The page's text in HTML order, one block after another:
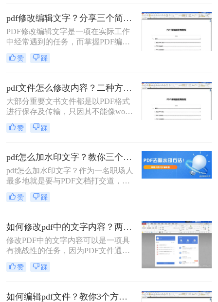
吧。
pdf修改编辑文字？分享三个简单的修改方法！
PDF修改编辑文字是一项在实际工作
中经常遇到的任务，而掌握PDF编辑
软件的使用方法可以帮助我们更加高
效地完成这项任务。本文将详细介绍
吧！
赞 踩
pdf文件怎么修改内容？二种方法让你轻松应对！
大部分重要文书文件都是以PDF格式
进行保存及传输，只因其不能像word
等文件容易进行修改，但市面上好用
的，支持修改PDF内容的工具还真不
PDF工具，挑出这2款我认为好用到
PDF编辑器分享给大家！那么pdf文件
怎么修改内容呢，刚需的朋友们一起
看看！！！
赞 踩
pdf怎么加水印文字？教你三个好用的方法！
pdf怎么加水印文字？作为一名职场人
最多地就是要与PDF文档打交道，而
需要面对的唯一难题就是PDF难编辑
的问题，一款好用的PDF编辑器就显
非常好用的PDF编辑器！
赞 踩
如何修改pdf中的文字内容？两种方法帮你修改！
修改PDF中的文字内容可以是一项具
有挑战性的任务，因为PDF文件通常
被设计为只读格式，以保护文件的完
整性和原始格式。然而，有一些方法
介绍如何修改pdf中的文字内容方法。
赞 踩
如何编辑pdf文件？教你3个方法！